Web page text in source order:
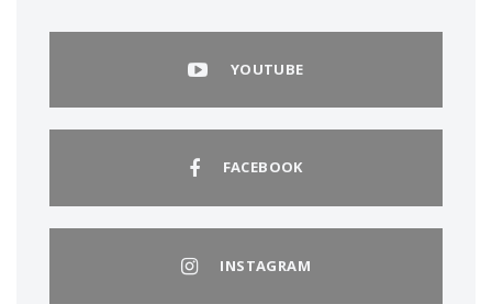
YOUTUBE
FACEBOOK
INSTAGRAM